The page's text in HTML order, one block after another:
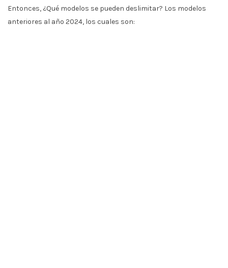
Entonces, ¿Qué modelos se pueden deslimitar? Los modelos
anteriores al año 2024, los cuales son: